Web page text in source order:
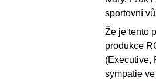
sportovní
Že je tento
produkce
(Executive,
sympatie